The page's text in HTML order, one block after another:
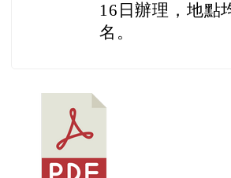
16日辦理，地點
名。